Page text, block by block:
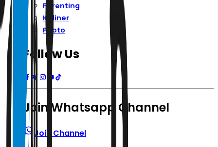
Parenting
Kuliner
Photo
Follow Us
Join Whatsapp Channel
Join Channel